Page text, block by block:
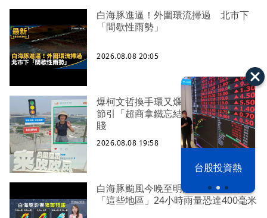
台股投資熱
白海豚進逼！外圍環流掃過 北市下
「間歇性雨勢」
2026.08.08 20:05
爆柯文哲換手環又爛膚 陳佩琪父親
節引「超商拿鐵忘結帳案」轟司法輕
賤
2026.08.08 19:58
白海豚颱風今晚至明天風雨最劇烈！
「這些地區」24小時雨量恐達400毫米